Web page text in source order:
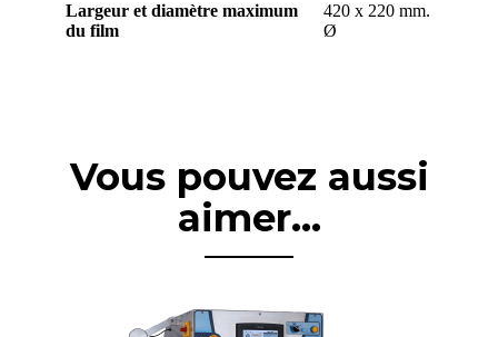
Largeur et diamètre maximum
du film
420 x 220 mm.
Ø
Vous pouvez aussi
aimer...